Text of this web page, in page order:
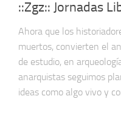
::Zgz:: Jornadas
Ahora que los
muertos, convierten el
de estudio, en
anarquistas seguimos
ideas como algo vivo y